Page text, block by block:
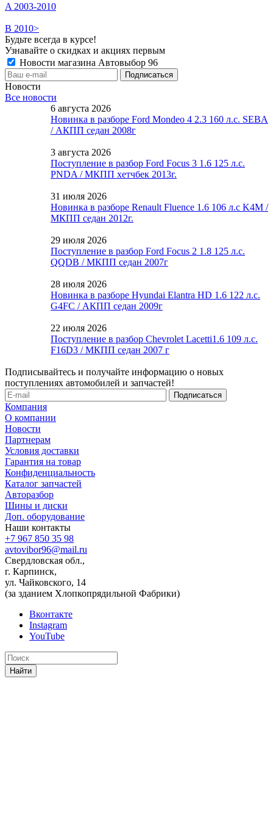
A 2003-2010
B 2010>
Будьте всегда в курсе!
Узнавайте о скидках и акциях первым
Новости магазина Автовыбор 96
Новости
Все новости
6 августа 2026
Новинка в разборе Ford Mondeo 4 2.3 160 л.с. SEBA
/ АКПП седан 2008г
3 августа 2026
Поступление в разбор Ford Focus 3 1.6 125 л.с.
PNDA / МКПП хетчбек 2013г.
31 июля 2026
Новинка в разборе Renault Fluence 1.6 106 л.с K4M /
МКПП седан 2012г.
29 июля 2026
Поступление в разбор Ford Focus 2 1.8 125 л.с.
QQDB / МКПП седан 2007г
28 июля 2026
Новинка в разборе Hyundai Elantra HD 1.6 122 л.с.
G4FC / АКПП седан 2009г
22 июля 2026
Поступление в разбор Chevrolet Lacetti1.6 109 л.с.
F16D3 / МКПП седан 2007 г
Подписывайтесь и получайте информацию о новых
поступлениях автомобилей и запчастей!
Компания
О компании
Новости
Партнерам
Условия доставки
Гарантия на товар
Конфиденциальность
Каталог запчастей
Авторазбор
Шины и диски
Доп. оборудование
Наши контакты
+7 967 850 35 98
avtovibor96@mail.ru
Свердловская обл.,
г. Карпинск,
ул. Чайковского, 14
(за зданием Хлопкопрядильной Фабрики)
Вконтакте
Instagram
YouTube
Найти